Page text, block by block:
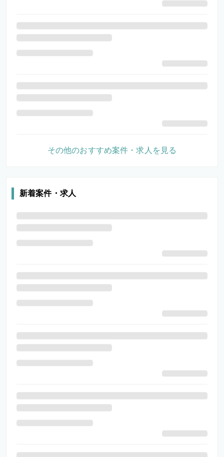
その他のおすすめ案件・求人を見る
新着案件・求人